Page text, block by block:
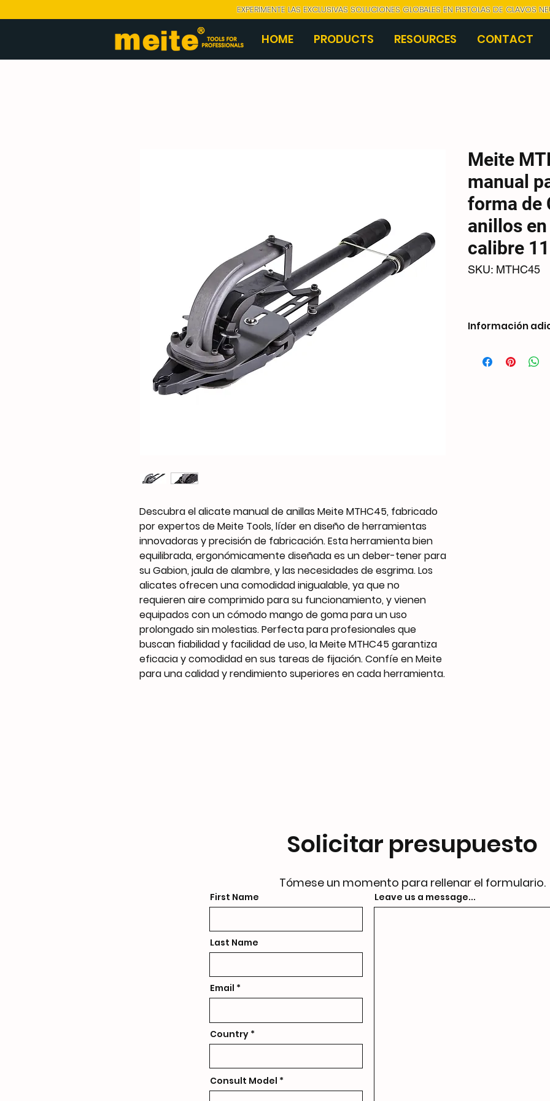
EXPERIMENTE LAS EXCLUSIVAS SOLUCIONES GLOBALES EN PISTOLAS DE CLAVOS
HOME PRODUCTS RESOURCES CONTACT
Descubra el alicate manual de anillas Meite MTHC45, fabricado
por expertos de Meite Tools, líder en diseño de herramientas
innovadoras y precisión de fabricación. Esta herramienta bien
equilibrada, ergonómicamente diseñada es un deber-tener para
su Gabion, jaula de alambre, y las necesidades de esgrima. Los
alicates ofrecen una comodidad inigualable, ya que no
requieren aire comprimido para su funcionamiento, y vienen
equipados con un cómodo mango de goma para un uso
prolongado sin molestias. Perfecta para profesionales que
buscan fiabilidad y facilidad de uso, la Meite MTHC45 garantiza
eficacia y comodidad en sus tareas de fijación. Confíe en Meite
para una calidad y rendimiento superiores en cada herramienta.
Meite
manual
forma de
anillos
calibre 11
SKU: MTHC45
Información
mmCompatibilidad
Solicitar presupuesto
Tómese un momento para rellenar el formulario.
First Name
Last Name
Email
Country
Consult Model
Leave us a message...